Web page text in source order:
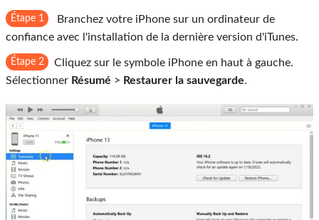
Étape 1
Branchez votre iPhone sur un ordinateur de
confiance avec l'installation de la dernière version d'iTunes.
Étape 2
Cliquez sur le symbole iPhone en haut à gauche.
Sélectionner Résumé > Restaurer la sauvegarde.